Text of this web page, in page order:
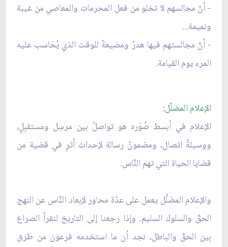
- أنّ مجالسهم لا تخلو من فعل المحرمات والمعاصي من غيبة
ونميمة...
- أنّ مجالستهم فيها هدرٌ ومضيعةٌ للوقت الذي يُحَاسب عليه
المرء يوم القيامة.
الإعلام المضلّل:
الإعلام في أبسط صُوَره هو تواصلٌ بين مرسِل ومستقبِلٍ،
ووسيلةُ اتصال، ومضمونُ رسالة لإحداث أثرٍ في قضية من
قضايا الحياة التي تهم النَّاس.
والإعلام المضلِّل يعمل على عدّة محاور لإبعاد النَّاس عن النهج
الحقّ والسلوك السليم. وإذا رجعنا إلى التاريخ لنقرأ الصراع
بين الحقّ والباطل، نجد أن ما استخدمه فرعون من طرق